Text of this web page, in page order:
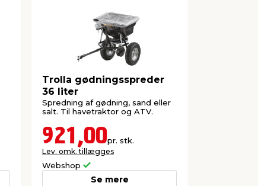
Trolla gødningsspreder
36 liter
Spredning af gødning, sand eller
salt. Til havetraktor og ATV.
921,00pr. stk.
Lev. omk. tillægges
Webshop
Se mere